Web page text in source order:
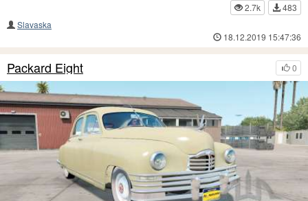
2.7k
483
Slavaska
18.12.2019 15:47:36
0
Packard Eight